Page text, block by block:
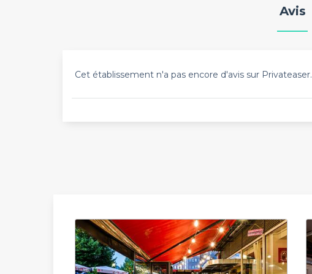
Avis
Cet établissement n'a pas encore d'avis sur Privateaser.